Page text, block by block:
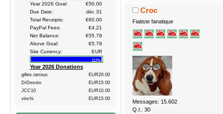
Year 2026 Goal:
€50.00
Due Date:
déc 31
Total Receipts:
€60.00
PayPal Fees:
€4.21
Net Balance:
€55.79
Above Goal:
€5.79
Site Currency:
EUR
112%
Year 2026 Donations
gilles.tarroux
EUR20.00
DrDesoto
EUR15.00
JCC10
EUR10.00
vinchi
EUR15.00
Croc
Fiatiste fanatique
Messages: 15.602
Q.I.: 30